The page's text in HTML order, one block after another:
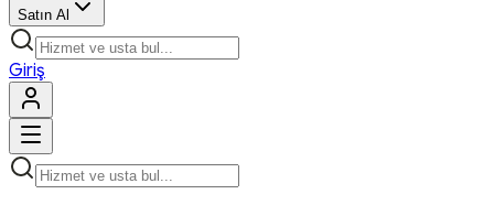
Satın Al
Giriş